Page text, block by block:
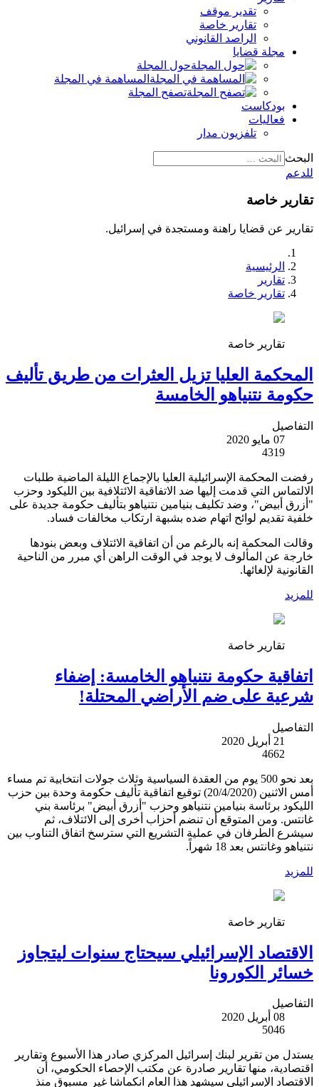
تقدير موقف
تقارير خاصة
الراصد القانوني
مجلة قضايا
حول المجلة
المساهمة في المجلة
تصفح المجلة
بودكاست
فعاليات
تلفزيون مدار
البحث
للدعم
تقارير خاصة
تقارير عن قضايا راهنة ومستجدة في إسرائيل.
الرئيسية
تقارير
تقارير خاصة
تقارير خاصة
المحكمة العليا تزيل العثرات من طريق تأليف
حكومة نتنياهو الخامسة
التفاصيل
07 مايو 2020
4319
رفضت المحكمة الإسرائيلية العليا بالإجماع الليلة الماضية طلبات
الالتماس التي قدمت إليها ضد الاتفاقية الائتلافية بين الليكود وحزب
"أزرق أبيض"، وضد تكليف بنيامين نتنياهو بتأليف حكومة جديدة على
خلفية تقديم لوائح اتهام ضده بشبهة ارتكاب مخالفات فساد.
وقالت المحكمة إنه بالرغم من أن اتفاقية الائتلاف وبعض بنودها
خارجة عن المألوف لا يوجد في الوقت الراهن أي مبرر من الناحية
القانونية لإلغائها.
للمزيد
تقارير خاصة
اتفاقية حكومة نتنياهو الخامسة: إضفاء
شرعية على ضم الأراضي المحتلة!
التفاصيل
21 أبريل 2020
4662
بعد نحو 500 يوم من العقدة السياسية وثلاث جولات انتخابية تم مساء
أمس الاثنين (20/4/2020) توقيع اتفاقية تأليف حكومة وحدة بين حزب
الليكود برئاسة بنيامين نتنياهو وحزب "أزرق أبيض" برئاسة بني
غانتس. ومن المتوقع أن تنضم أحزاب أخرى إلى الائتلاف، ثم
سيشرع الطرفان في عملية التشريع التي سترسخ اتفاق التناوب بين
نتنياهو وغانتس بعد 18 شهراً.
للمزيد
تقارير خاصة
الاقتصاد الإسرائيلي سيحتاج سنوات ليتجاوز
خسائر الكورونا
التفاصيل
08 أبريل 2020
5046
يستدل من تقرير لبنك إسرائيل المركزي صادر هذا الأسبوع وتقارير
اقتصادية، منها تقارير صادرة عن مكتب الإحصاء الحكومي، أن
الاقتصاد الإسرائيلي سيشهد هذا العام انكماشا غير مسبوق منذ